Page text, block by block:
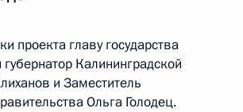
проекта главу государства
Калининградской
и Заместитель
Ольга Голодец.